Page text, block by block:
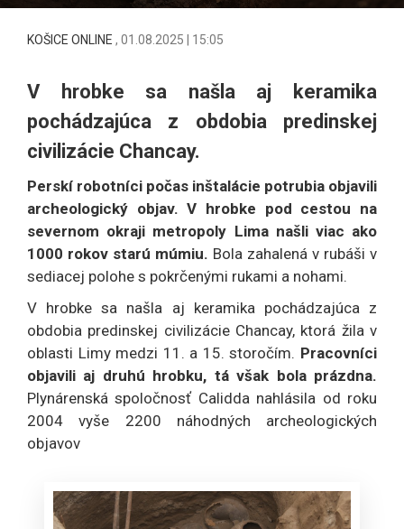
KOŠICE ONLINE , 01.08.2025 | 15:05
V hrobke sa našla aj keramika
pochádzajúca z obdobia predinskej
civilizácie Chancay.
Perskí robotníci počas inštalácie potrubia objavili
archeologický objav. V hrobke pod cestou na
severnom okraji metropoly Lima našli viac ako
1000 rokov starú múmiu. Bola zahalená v rubáši v
sediacej polohe s pokrčenými rukami a nohami.
V hrobke sa našla aj keramika pochádzajúca z
obdobia predinskej civilizácie Chancay, ktorá žila v
oblasti Limy medzi 11. a 15. storočím. Pracovníci
objavili aj druhú hrobku, tá však bola prázdna.
Plynárenská spoločnosť Calidda nahlásila od roku
2004 vyše 2200 náhodných archeologických
objavov